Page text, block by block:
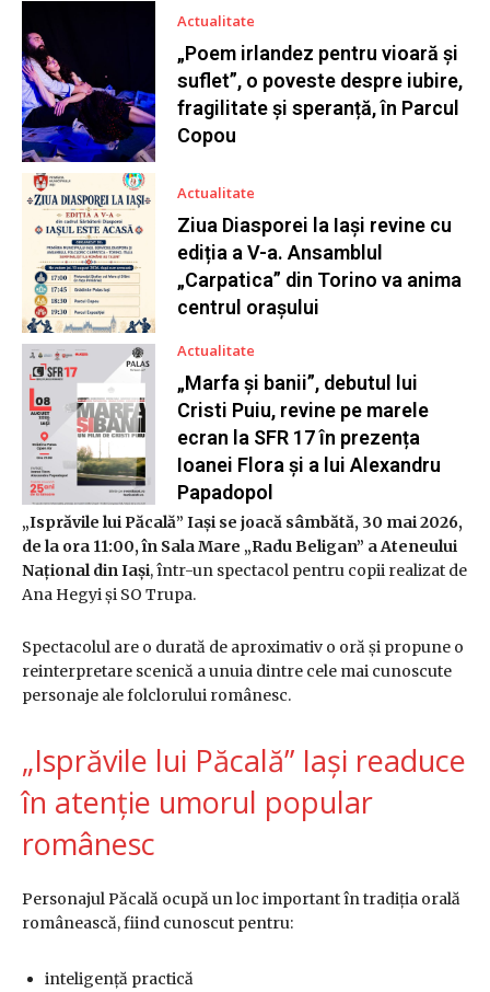
„Isprăvile lui Păcală” Iași se joacă sâmbătă, 30 mai 2026,
de la ora 11:00, în Sala Mare „Radu Beligan” a Ateneului
Național din Iași, într-un spectacol pentru copii realizat de
Ana Hegyi și SO Trupa.
Spectacolul are o durată de aproximativ o oră și propune o
reinterpretare scenică a unuia dintre cele mai cunoscute
personaje ale folclorului românesc.
„Isprăvile lui Păcală” Iași readuce
în atenție umorul popular
românesc
Personajul Păcală ocupă un loc important în tradiția orală
românească, fiind cunoscut pentru:
inteligență practică
Actualitate
„Poem irlandez pentru vioară și
suflet”, o poveste despre iubire,
fragilitate și speranță, în Parcul
Copou
Actualitate
Ziua Diasporei la Iași revine cu
ediția a V-a. Ansamblul
„Carpatica” din Torino va anima
centrul orașului
Actualitate
„Marfa și banii”, debutul lui
Cristi Puiu, revine pe marele
ecran la SFR 17 în prezența
Ioanei Flora și a lui Alexandru
Papadopol